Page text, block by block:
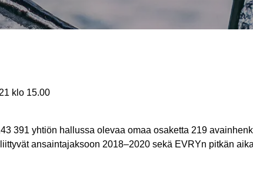
klo 15.00
391 yhtiön hallussa olevaa omaa osaketta 219
ansaintajaksoon 2018–2020 sekä EVRYn pitkän